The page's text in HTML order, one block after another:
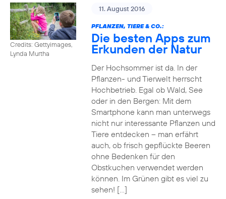
Credits: Gettyimages,
Lynda Murtha
11. August 2016
PFLANZEN, TIERE & CO.:
Die besten Apps zum
Erkunden der Natur
Der Hochsommer ist da. In der
Pflanzen- und Tierwelt herrscht
Hochbetrieb. Egal ob Wald, See
oder in den Bergen: Mit dem
Smartphone kann man unterwegs
nicht nur interessante Pflanzen und
Tiere entdecken – man erfährt
auch, ob frisch gepflückte Beeren
ohne Bedenken für den
Obstkuchen verwendet werden
können. Im Grünen gibt es viel zu
sehen! […]